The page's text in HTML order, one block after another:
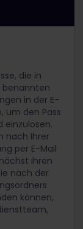
die in
benannten
in der E-
um den Pass
einzulösen.
nach Ihrer
per E-Mail
Ihren
nach der
können,